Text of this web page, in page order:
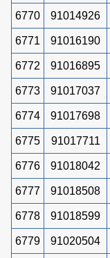
6770 91014926
6771 91016190
6772 91016895
6773 91017037
6774 91017698
6775 91017711
6776 91018042
6777 91018508
6778 91018599
6779 91020504